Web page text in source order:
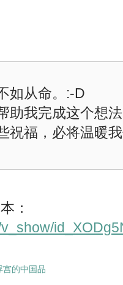
如从命。:-D
助我完成这个想
祝福，必将温暖
：
宫的中国品